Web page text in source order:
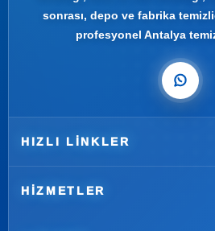
sonrası, depo ve fabrika
profesyonel Antalya
HIZLI LINKLER
HIZMETLER